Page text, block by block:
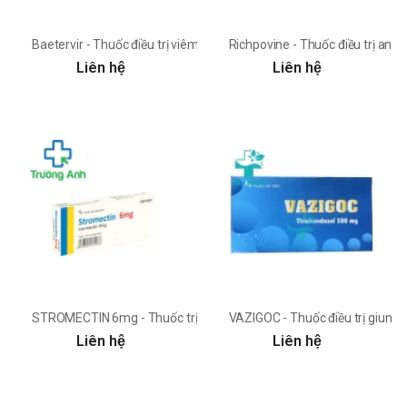
Baetervir - Thuốc điều trị viêm gan B mãn tính hiệu quả
Liên hệ
Richpovine - Thuốc điều trị an
Liên hệ
STROMECTIN 6mg - Thuốc trị giun chỉ hiệu quả của Phong Phú
Liên hệ
VAZIGOC - Thuốc điều trị giun
Liên hệ